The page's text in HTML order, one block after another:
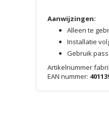
Aanwijzingen:
Alleen te
Installatie
Gebruik
Artikelnummer
EAN nummer: